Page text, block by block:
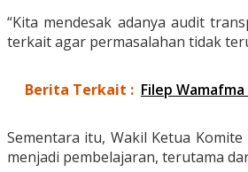
“Kita mendesak adanya audit
terkait agar permasalahan tidak
Berita Terkait : Filep
Sementara itu, Wakil Ketua
menjadi pembelajaran, terutama